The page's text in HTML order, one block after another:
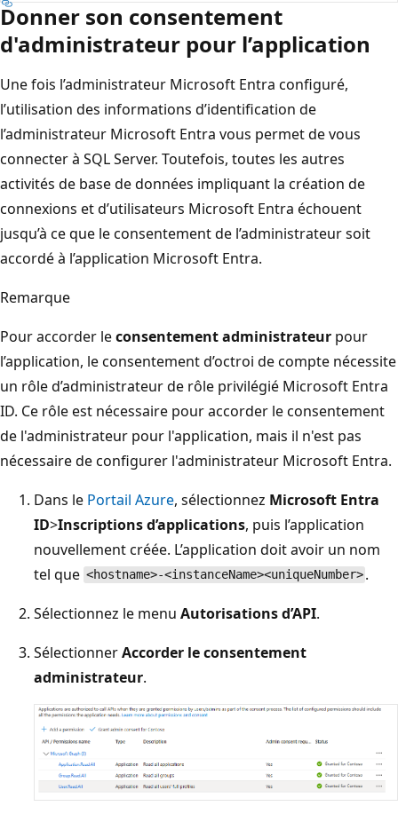
Donner son consentement
d'administrateur pour l’application
Une fois l’administrateur Microsoft Entra configuré,
l’utilisation des informations d’identification de
l’administrateur Microsoft Entra vous permet de vous
connecter à SQL Server. Toutefois, toutes les autres
activités de base de données impliquant la création de
connexions et d’utilisateurs Microsoft Entra échouent
jusqu’à ce que le consentement de l’administrateur soit
accordé à l’application Microsoft Entra.
Remarque
Pour accorder leconsentement administrateur pour
l’application, le consentement d’octroi de compte nécessite
un rôle d’administrateur de rôle privilégié Microsoft Entra
ID. Ce rôle est nécessaire pour accorder le consentement
de l'administrateur pour l'application, mais il n'est pas
nécessaire de configurer l'administrateur Microsoft Entra.
Dans le Portail Azure, sélectionnez Microsoft Entra
ID>Inscriptions d’applications, puis l’application
nouvellement créée. L’application doit avoir un nom
tel que <hostname>-<instanceName><uniqueNumber> .
Sélectionnez le menu Autorisations d’API.
SélectionnerAccorder le consentement
administrateur.